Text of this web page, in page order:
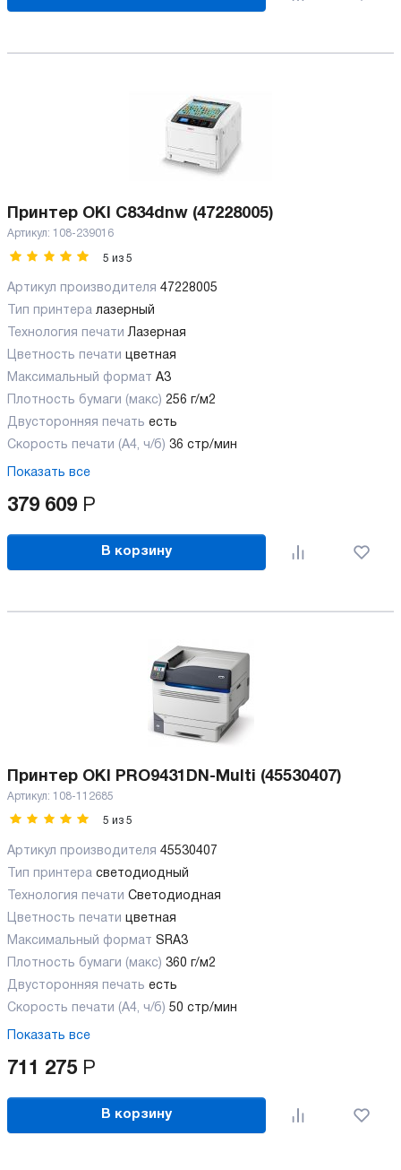
Принтер OKI C834dnw (47228005)
Артикул: 108-239016
5 из 5
Артикул производителя 47228005
Тип принтера лазерный
Технология печати Лазерная
Цветность печати цветная
Максимальный формат А3
Плотность бумаги (макс) 256 г/м2
Двусторонняя печать есть
Скорость печати (А4, ч/б) 36 стр/мин
Показать все
379 609 Р
В корзину
Принтер OKI PRO9431DN-Multi (45530407)
Артикул: 108-112685
5 из 5
Артикул производителя 45530407
Тип принтера светодиодный
Технология печати Светодиодная
Цветность печати цветная
Максимальный формат SRA3
Плотность бумаги (макс) 360 г/м2
Двусторонняя печать есть
Скорость печати (А4, ч/б) 50 стр/мин
Показать все
711 275 Р
В корзину